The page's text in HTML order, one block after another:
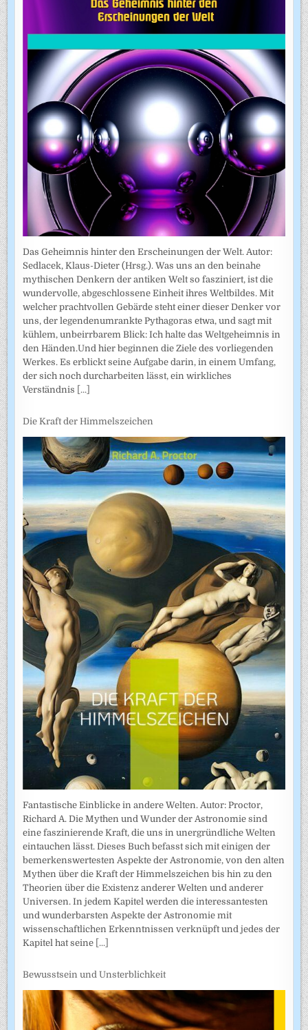
Das Geheimnis hinter den Erscheinungen der Welt. Autor:
Sedlacek, Klaus-Dieter (Hrsg.). Was uns an den beinahe
mythischen Denkern der antiken Welt so fasziniert, ist die
wundervolle, abgeschlossene Einheit ihres Weltbildes. Mit
welcher prachtvollen Gebärde steht einer dieser Denker vor
uns, der legendenumrankte Pythagoras etwa, und sagt mit
kühlem, unbeirrbarem Blick: Ich halte das Weltgeheimnis in
den Händen.Und hier beginnen die Ziele des vorliegenden
Werkes. Es erblickt seine Aufgabe darin, in einem Umfang,
der sich noch durcharbeiten lässt, ein wirkliches
Verständnis [...]
Die Kraft der Himmelszeichen
Fantastische Einblicke in andere Welten. Autor: Proctor,
Richard A. Die Mythen und Wunder der Astronomie sind
eine faszinierende Kraft, die uns in unergründliche Welten
eintauchen lässt. Dieses Buch befasst sich mit einigen der
bemerkenswertesten Aspekte der Astronomie, von den alten
Mythen über die Kraft der Himmelszeichen bis hin zu den
Theorien über die Existenz anderer Welten und anderer
Universen. In jedem Kapitel werden die interessantesten
und wunderbarsten Aspekte der Astronomie mit
wissenschaftlichen Erkenntnissen verknüpft und jedes der
Kapitel hat seine [...]
Bewusstsein und Unsterblichkeit